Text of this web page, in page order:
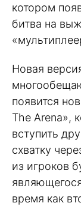
котором
битва на
Новая
появится
The Arena»,
вступить
схватку
из игроков
время как